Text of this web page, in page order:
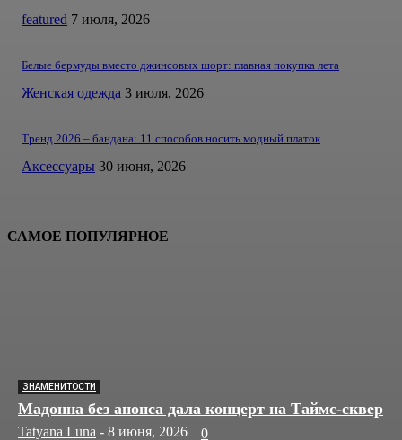
featured 7 июля, 2026
Белые бермуды вместо джинсовых шорт: главная покупка лета
Женская одежда 3 июля, 2026
Тренд 2026 – бандана: 11 способов носить модный платок
Аксессуары 30 июня, 2026
САМОЕ ПОПУЛЯРНОЕ
ЗНАМЕНИТОСТИ
Мадонна без анонса дала концерт на Таймс-сквер
Tatyana Luna - 8 июня, 2026 0